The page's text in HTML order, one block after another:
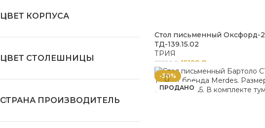
ЦВЕТ КОРПУСА
ЦВЕТ СТОЛЕШНИЦЫ
СТРАНА ПРОИЗВОДИТЕЛЬ
Стол письменный Оксфорд-2
ТД-139.15.02
ТРИЯ
52330 ₽ 15199 ₽
-30%
ПРОДАНО